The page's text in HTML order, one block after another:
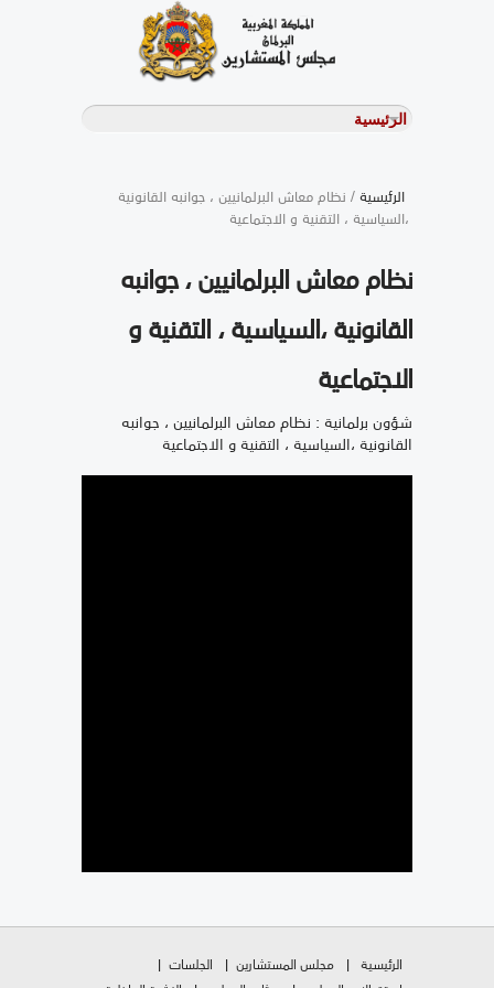
الرئيسية/ نظام معاش البرلمانيين ، جوانبه القانونية
،السياسية ، التقنية و الاجتماعية
نظام معاش البرلمانيين ، جوانبه
القانونية ،السياسية ، التقنية و
الاجتماعية
شؤون برلمانية : نظام معاش البرلمانيين ، جوانبه
القانونية ،السياسية ، التقنية و الاجتماعية
الرئيسية مجلس المستشارين
الجلسات